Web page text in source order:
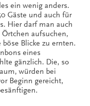
ein wenig anders.
Gäste und auch für
Hier darf man auch
aufsuchen,
Blicke zu ernten.
eines
gänzlich. Die, so
würden bei
Beginn gereicht,